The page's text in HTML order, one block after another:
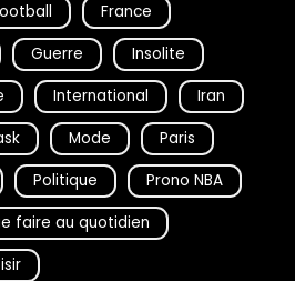
France
Guerre
Insolite
International
Iran
Mode
Paris
Politique
Prono NBA
faire au quotidien